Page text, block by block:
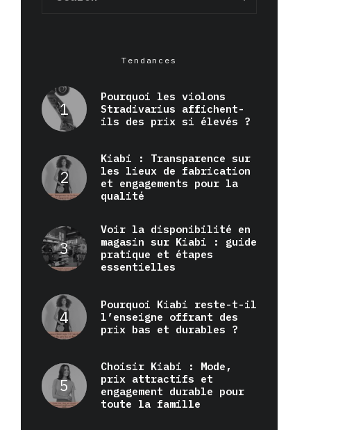
Tendances
Pourquoi les violons
Stradivarius affichent-
ils des prix si élevés ?
Kiabi : Transparence sur
les lieux de fabrication
et engagements pour la
qualité
Voir la disponibilité en
magasin sur Kiabi : guide
pratique et étapes
essentielles
Pourquoi Kiabi reste-t-il
l’enseigne offrant des
prix bas et durables ?
Choisir Kiabi : Mode,
prix attractifs et
engagement durable pour
toute la famille